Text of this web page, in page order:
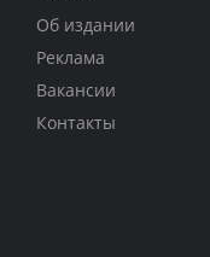
Об издании
Реклама
Вакансии
Контакты